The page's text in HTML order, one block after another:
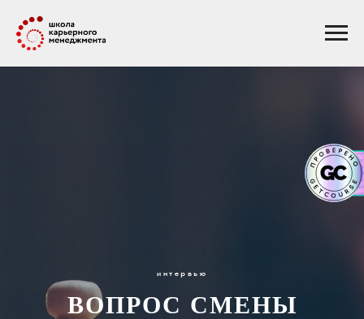
интервью
ВОПРОС СМЕНЫ